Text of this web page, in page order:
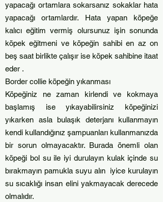
yapacağı ortamlara sokarsanız sokaklar hata
yapacağı ortamlardır. Hata yapan köpeğe
kalıcı eğitim vermiş olursunuz işin sonunda
köpek eğitmeni ve köpeğin sahibi en az on
beş saat birlikte çalışır ise köpek sahibine itaat
eder .
Border collie köpeğin yıkanması
Köpeğiniz ne zaman kirlendi ve kokmaya
başlamış ise yıkayabilirsiniz köpeğinizi
yıkarken asla bulaşık deterjanı kullanmayın
kendi kullandığınız şampuanları kullanmanızda
bir sorun olmayacaktır. Burada önemli olan
köpeği bol su ile iyi durulayın kulak içinde su
bırakmayın pamukla suyu alın iyice kurulayın
su sıcaklığı insan elini yakmayacak derecede
olmalıdır.